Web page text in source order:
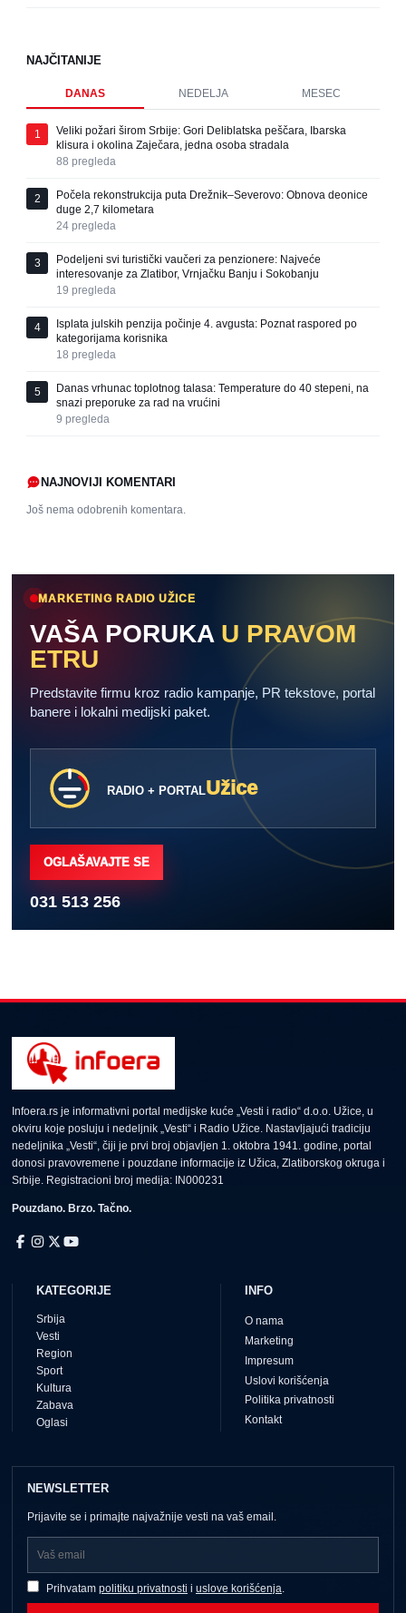
NAJČITANIJE
DANAS NEDELJA MESEC
1
Veliki požari širom Srbije: Gori Deliblatska peščara, Ibarska
klisura i okolina Zaječara, jedna osoba stradala
88 pregleda
2
Počela rekonstrukcija puta Drežnik–Severovo: Obnova deonice
duge 2,7 kilometara
24 pregleda
3
Podeljeni svi turistički vaučeri za penzionere: Najveće
interesovanje za Zlatibor, Vrnjačku Banju i Sokobanju
19 pregleda
4
Isplata julskih penzija počinje 4. avgusta: Poznat raspored po
kategorijama korisnika
18 pregleda
5
Danas vrhunac toplotnog talasa: Temperature do 40 stepeni, na
snazi preporuke za rad na vrućini
9 pregleda
NAJNOVIJI KOMENTARI
Još nema odobrenih komentara.
MARKETING RADIO UŽICE
VAŠA PORUKA U PRAVOM
ETRU
Predstavite firmu kroz radio kampanje, PR tekstove, portal
banere i lokalni medijski paket.
RADIO + PORTALUžice
OGLAŠAVAJTE SE
031 513 256
Infoera.rs je informativni portal medijske kuće „Vesti i radio“ d.o.o. Užice, u
okviru koje posluju i nedeljnik „Vesti“ i Radio Užice. Nastavljajući tradiciju
nedeljnika „Vesti“, čiji je prvi broj objavljen 1. oktobra 1941. godine, portal
donosi pravovremene i pouzdane informacije iz Užica, Zlatiborskog okruga i
Srbije. Registracioni broj medija: IN000231
Pouzdano. Brzo. Tačno.
KATEGORIJE
Srbija
Vesti
Region
Sport
Kultura
Zabava
Oglasi
INFO
O nama
Marketing
Impresum
Uslovi korišćenja
Politika privatnosti
Kontakt
NEWSLETTER
Prijavite se i primajte najvažnije vesti na vaš email.
Prihvatam politiku privatnosti i uslove korišćenja